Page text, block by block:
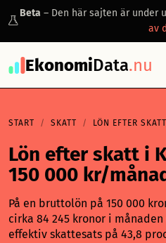
Beta – Den här sajten är under
av
EkonomiData.nu
START SKATT LÖN EFTER SKATT
Lön efter skatt i
150 000 kr/
På en bruttolön på 150 000
cirka 84 245 kronor i
effektiv skattesats på 43,8